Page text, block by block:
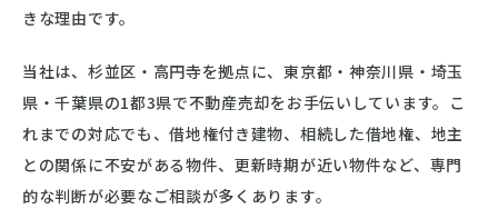
きな理由です。
当社は、杉並区・高円寺を拠点に、東京都・神奈川県・埼玉
県・千葉県の1都3県で不動産売却をお手伝いしています。こ
れまでの対応でも、借地権付き建物、相続した借地権、地主
との関係に不安がある物件、更新時期が近い物件など、専門
的な判断が必要なご相談が多くあります。